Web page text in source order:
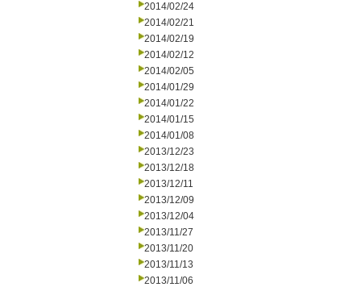
2014/02/24
2014/02/21
2014/02/19
2014/02/12
2014/02/05
2014/01/29
2014/01/22
2014/01/15
2014/01/08
2013/12/23
2013/12/18
2013/12/11
2013/12/09
2013/12/04
2013/11/27
2013/11/20
2013/11/13
2013/11/06